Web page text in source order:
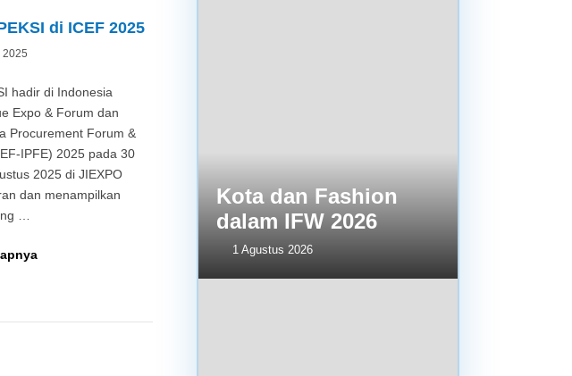
Katalog
di ICEF 2025
2025
hadir di Indonesia
Expo & Forum dan
Procurement Forum &
IPFE) 2025 pada 30
2025 di JIEXPO
dan menampilkan
…
Ada
Kota dan Fashion
dalam IFW 2026
1 Agustus 2026